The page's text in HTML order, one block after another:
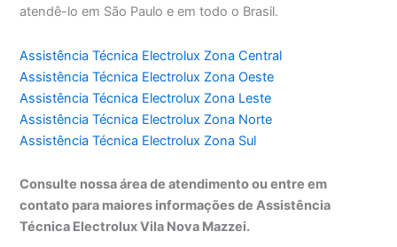
atendê-lo em São Paulo e em todo o Brasil.
Assistência Técnica Electrolux Zona Central
Assistência Técnica Electrolux Zona Oeste
Assistência Técnica Electrolux Zona Leste
Assistência Técnica Electrolux Zona Norte
Assistência Técnica Electrolux Zona Sul
Consulte nossa área de atendimento ou entre em
contato para maiores informações de Assistência
Técnica Electrolux Vila Nova Mazzei.